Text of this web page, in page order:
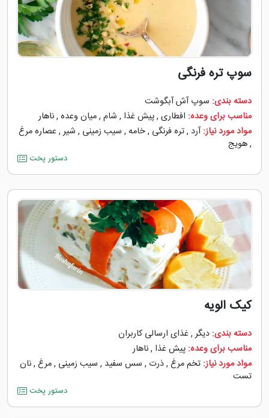
سوپ تره فرنگی
دسته بندی: سوپ آش آبگوشت
مناسب برای وعده: افطاری ,پیش غذا , شام ,میان وعده ,ناهار
مواد مورد نیاز: آرد ,تره فرنگی ,خامه , سیب زمینی , شیر, عصاره مرغ
,هویج
دستور پخت
کیک الویه
دسته بندی: دیگر, غذای ارسالی کاربران
مناسب برای وعده: پیش غذا ,ناهار
مواد مورد نیاز: تخم مرغ ,ذرت , سس سفید , سیب زمینی ,مرغ ,نان
تست
دستور پخت